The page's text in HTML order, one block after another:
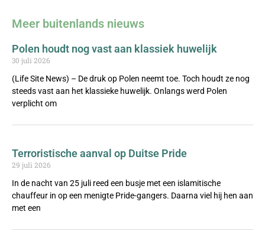
Meer buitenlands nieuws
Polen houdt nog vast aan klassiek huwelijk
30 juli 2026
(Life Site News) – De druk op Polen neemt toe. Toch houdt ze nog
steeds vast aan het klassieke huwelijk. Onlangs werd Polen
verplicht om
Terroristische aanval op Duitse Pride
29 juli 2026
In de nacht van 25 juli reed een busje met een islamitische
chauffeur in op een menigte Pride-gangers. Daarna viel hij hen aan
met een